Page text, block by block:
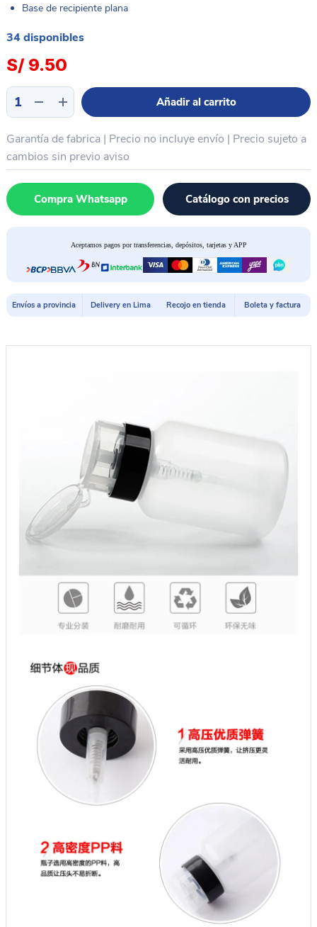
Base de recipiente plana
34 disponibles
S/ 9.50
Dispensador
liquido
transparente
plano
PROTOOLS
200ML
cantidad
Añadir al carrito
Garantía de fabrica | Precio no incluye envío | Precio sujeto a
cambios sin previo aviso
Compra Whatsapp Catálogo con precios
Aceptamos pagos por transferencias, depósitos, tarjetas y APP
Envíos a provincia Delivery en Lima Recojo en tienda Boleta y factura